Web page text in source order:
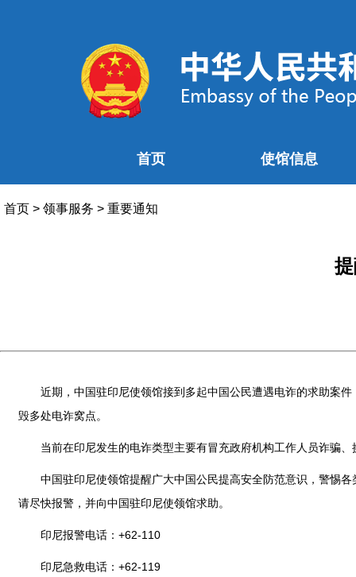
首页 使馆信息
首页 > 领事服务 > 重要通知
近期，中国驻印尼使领馆接到多起中国公民遭遇电诈的求助案
毁多处电诈窝点。
当前在印尼发生的电诈类型主要有冒充政府机构工作人员诈骗
中国驻印尼使领馆提醒广大中国公民提高安全防范意识，警惕
请尽快报警，并向中国驻印尼使领馆求助。
印尼报警电话：+62-110
印尼急救电话：+62-119